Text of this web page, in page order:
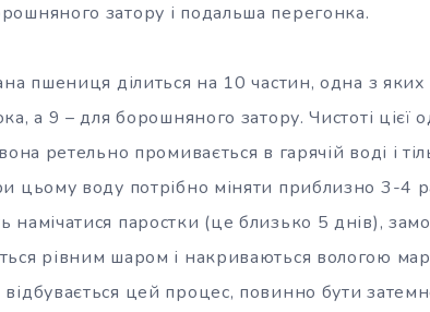
затору і подальша перегонка.
пшениця ділиться на 10 частин, одна з
а 9 – для борошняного затору. Чистоті цієї
ретельно промивається в гарячій воді і
цьому воду потрібно міняти приблизно 3-4
намічатися паростки (це близько 5 днів),
рівним шаром і накриваються вологою
цей процес, повинно бути